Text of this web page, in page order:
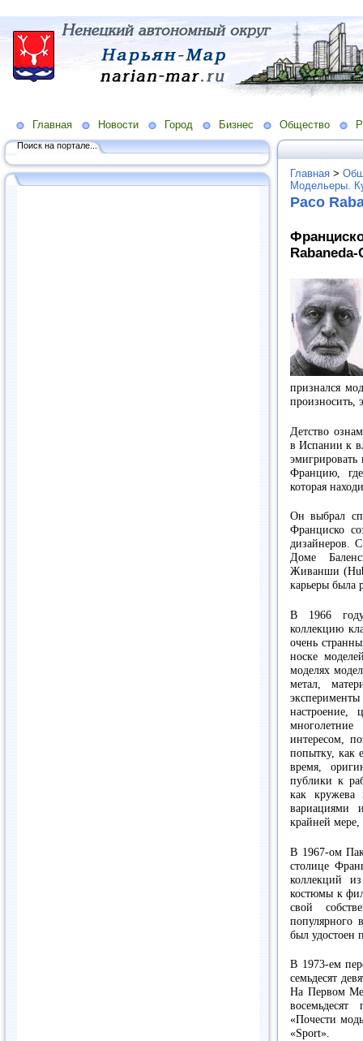
Главная Новости Город Бизнес Общество
Поиск на портале...
Главная >
Модельеры.
Paco
признался
произносить,
Детство
в Испании к
Францию,
которая
Он выбрал
Франциско
дизайнеров. С
Доме
Живанши
карьеры была
В 1966
коллекцию
очень
носке
моделях
метал,
настроение,
интересом,
попытку, как
время,
публики к
как кружева
вариациями
крайней мере,
В 1967-ом
столице
коллекций
костюмы к
свой
популярного
был удостоен
В 1973-ем
семьдесят
На Первом
«Почести
«Sport».